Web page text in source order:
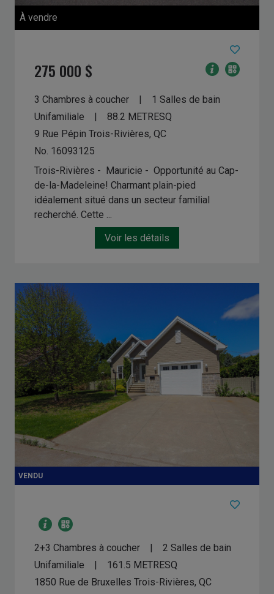
À vendre
275 000 $
3 Chambres à coucher
1 Salles de bain
Unifamiliale
88.2 METRESQ
9 Rue Pépin Trois-Rivières, QC
No. 16093125
Trois-Rivières - Mauricie - Opportunité au Cap-
de-la-Madeleine! Charmant plain-pied
idéalement situé dans un secteur familial
recherché. Cette ...
Voir les détails
2+3 Chambres à coucher
2 Salles de bain
Unifamiliale
161.5 METRESQ
1850 Rue de Bruxelles Trois-Rivières, QC